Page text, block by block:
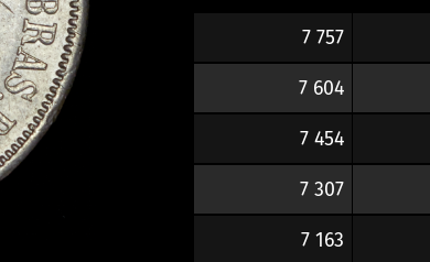
7 757
7 604
7 454
7 307
7 163